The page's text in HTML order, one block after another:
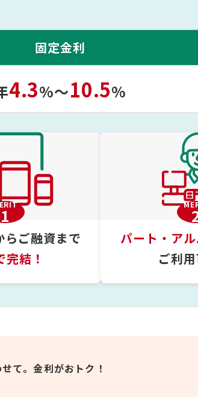
固定金利
4.3%～10.5%
1
らご融資まで
完結！
パート・ア
ご利用
て。金利がおトク！